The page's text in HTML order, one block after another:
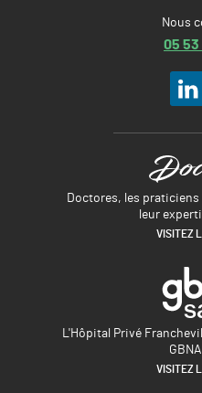
Nous
05 53
Doctores, les praticiens
leur
VISITEZ
L'Hôpital Privé
VISITEZ